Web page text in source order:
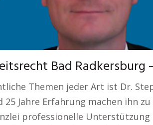
Bad Radkersburg
Themen jeder Art ist Dr.
25 Jahre Erfahrung machen ihn
professionelle